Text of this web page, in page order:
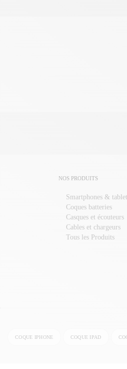
NOS PRODUITS
Smartphones &
Coques batteries
Casques et écouteurs
Cables et chargeurs
Tous les Produits
COQUE IPHONE COQUE IPAD